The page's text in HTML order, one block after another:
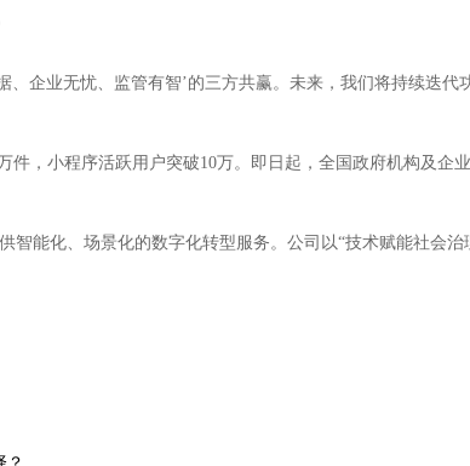
企业无忧、监管有智’的三方共赢。未来，我们将持续迭
，小程序活跃用户突破10万。即日起，全国政府机构及企
能化、场景化的数字化转型服务。公司以“技术赋能社会